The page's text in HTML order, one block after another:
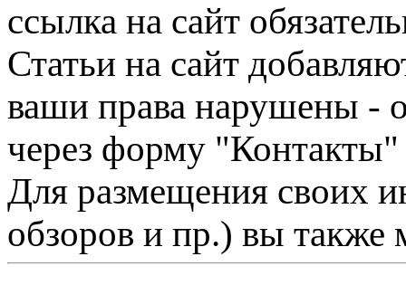
ссылка на сайт
Статьи на сайт
ваши права нарушены -
через форму "Контакты"
Для размещения своих
обзоров и пр.) вы также